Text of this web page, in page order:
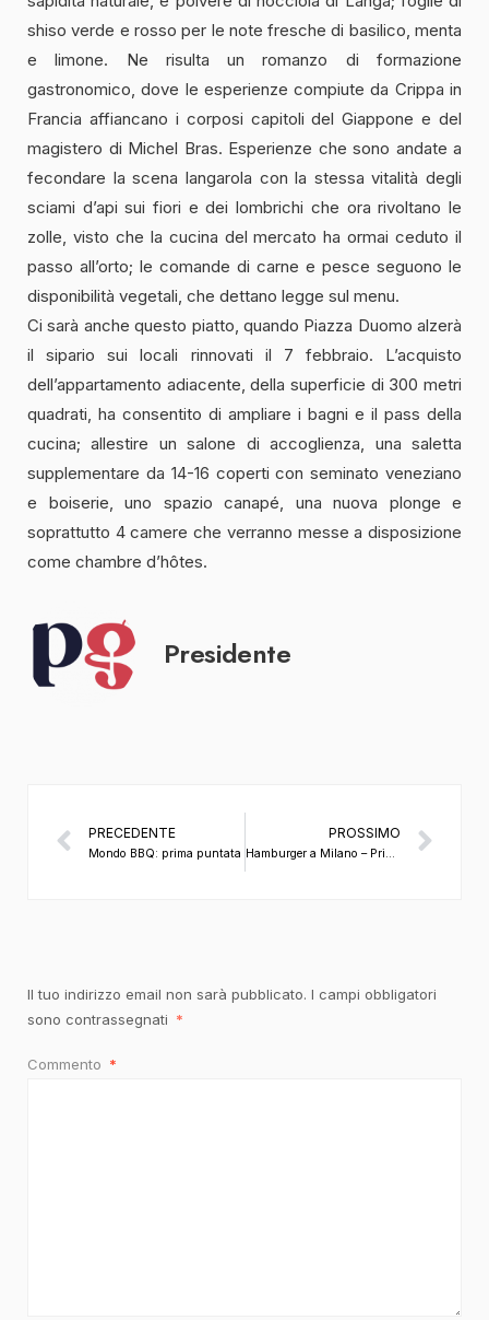
shiso verde e rosso per le note fresche di basilico, menta
e limone. Ne risulta un romanzo di formazione
gastronomico, dove le esperienze compiute da Crippa in
Francia affiancano i corposi capitoli del Giappone e del
magistero di Michel Bras. Esperienze che sono andate a
fecondare la scena langarola con la stessa vitalità degli
sciami d’api sui fiori e dei lombrichi che ora rivoltano le
zolle, visto che la cucina del mercato ha ormai ceduto il
passo all’orto; le comande di carne e pesce seguono le
disponibilità vegetali, che dettano legge sul menu.
Ci sarà anche questo piatto, quando Piazza Duomo alzerà
il sipario sui locali rinnovati il 7 febbraio. L’acquisto
dell’appartamento adiacente, della superficie di 300 metri
quadrati, ha consentito di ampliare i bagni e il pass della
cucina; allestire un salone di accoglienza, una saletta
supplementare da 14-16 coperti con seminato veneziano
e boiserie, uno spazio canapé, una nuova plonge e
soprattutto 4 camere che verranno messe a disposizione
come chambre d’hôtes.
Presidente
PRECEDENTE
Mondo BBQ: prima puntata
PROSSIMO
Hamburger a Milano – Prima parte
Il tuo indirizzo email non sarà pubblicato. I campi obbligatori
sono contrassegnati *
Commento *